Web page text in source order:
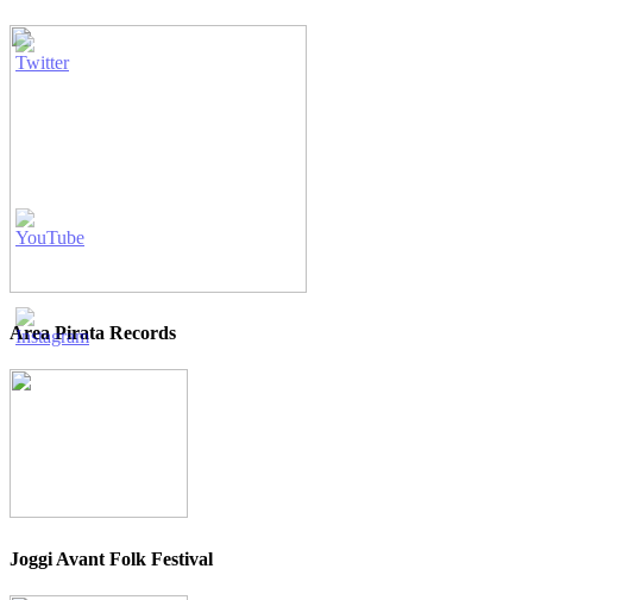
Area Pirata Records
Joggi Avant Folk Festival